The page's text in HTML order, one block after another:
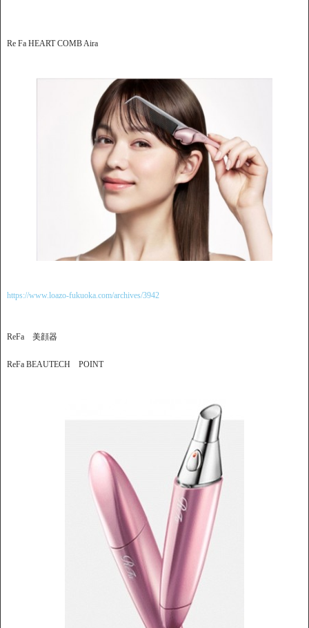
Re Fa HEART COMB Aira
https://www.loazo-fukuoka.com/archives/3942
ReFa 美顔器
ReFa BEAUTECH POINT